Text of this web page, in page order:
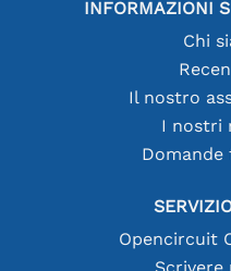
INFORMAZIONI
Chi
Il nostro
I nostri
Opencircuit
Scrivere